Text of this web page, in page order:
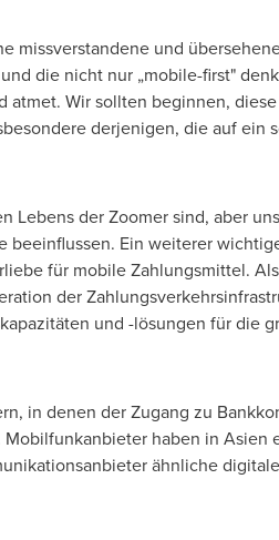
missverstandene und
die nicht nur „mobile-first"
Wir sollten beginnen,
derjenigen, die auf ein
Lebens der Zoomer sind, aber
Ein weiterer
für mobile Zahlungsmittel.
der
und -lösungen für die
in denen der Zugang zu
haben in Asien
ähnliche